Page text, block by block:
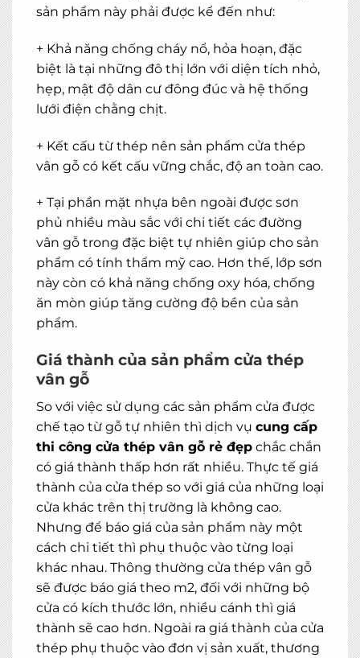
sản phẩm này phải được kể đến như:
+ Khả năng chống cháy nổ, hỏa hoạn, đặc
biệt là tại những đô thị lớn với diện tích nhỏ,
hẹp, mật độ dân cư đông đúc và hệ thống
lưới điện chằng chịt.
+ Kết cấu từ thép nên sản phẩm cửa thép
vân gỗ có kết cấu vững chắc, độ an toàn cao.
+ Tại phần mặt nhựa bên ngoài được sơn
phủ nhiều màu sắc với chi tiết các đường
vân gỗ trong đặc biệt tự nhiên giúp cho sản
phẩm có tính thẩm mỹ cao. Hơn thế, lớp sơn
này còn có khả năng chống oxy hóa, chống
ăn mòn giúp tăng cường độ bền của sản
phẩm.
Giá thành của sản phẩm cửa thép
vân gỗ
So với việc sử dụng các sản phẩm cửa được
chế tạo từ gỗ tự nhiên thì dịch vụ cung cấp
thi công cửa thép vân gỗ rẻ đẹp chắc chắn
có giá thành thấp hơn rất nhiều. Thực tế giá
thành của cửa thép so với giá của những loại
cửa khác trên thị trường là không cao.
Nhưng để báo giá của sản phẩm này một
cách chi tiết thì phụ thuộc vào từng loại
khác nhau. Thông thường cửa thép vân gỗ
sẽ được báo giá theo m2, đối với những bộ
cửa có kích thước lớn, nhiều cánh thì giá
thành sẽ cao hơn. Ngoài ra giá thành của cửa
thép phụ thuộc vào đơn vị sản xuất, thương